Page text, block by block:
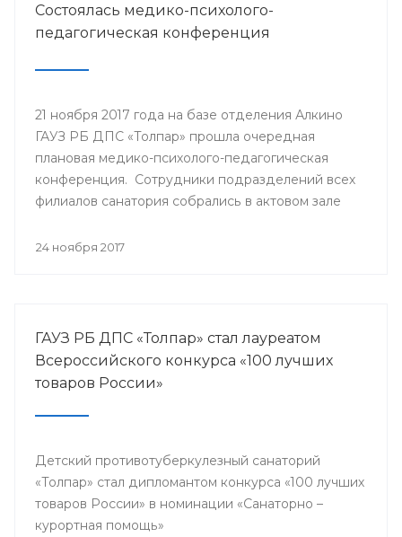
Состоялась медико-психолого-
педагогическая конференция
21 ноября 2017 года на базе отделения Алкино
ГАУЗ РБ ДПС «Толпар» прошла очередная
плановая медико-психолого-педагогическая
конференция. Сотрудники подразделений всех
филиалов санатория собрались в актовом зале
учреждения и подумать над оптимальными
24 ноября 2017
ГАУЗ РБ ДПС «Толпар» стал лауреатом
Всероссийского конкурса «100 лучших
товаров России»
Детский противотуберкулезный санаторий
«Толпар» стал дипломантом конкурса «100 лучших
товаров России» в номинации «Санаторно –
курортная помощь»